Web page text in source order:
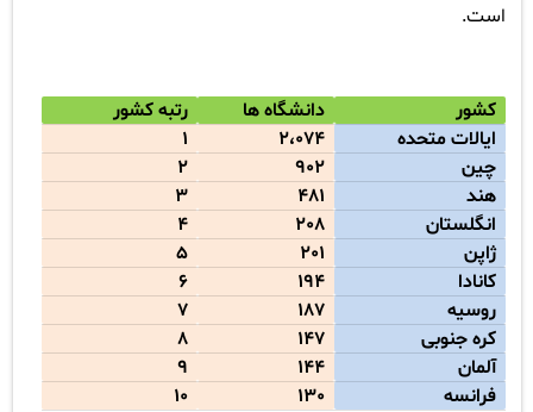
است.
کشور دانشگاه ها
رتبه کشور
ایالات متحده
2،074
1
چین
902
2
هند
481
3
انگلستان
208
4
ژاپن
201
5
کانادا
194
6
روسیه
187
7
کره جنوبی
147
8
آلمان
144
9
فرانسه
130
10